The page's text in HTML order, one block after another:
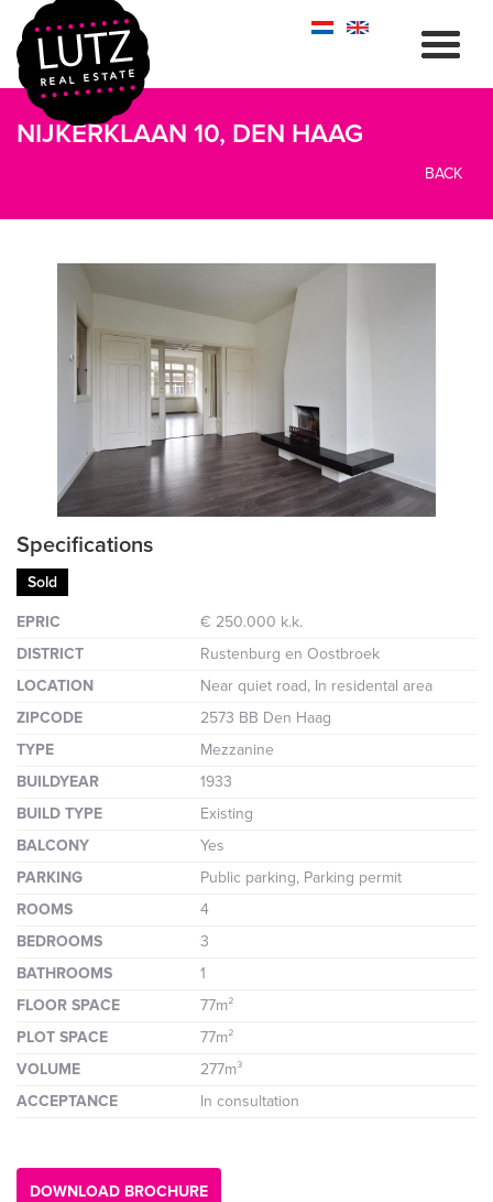
NIJKERKLAAN 10, DEN HAAG
BACK
previous
Specifications
Sold
EPRIC
€ 250.000 k.k.
DISTRICT
Rustenburg en Oostbroek
LOCATION
Near quiet road, In residental area
ZIPCODE
2573 BB Den Haag
TYPE
Mezzanine
BUILDYEAR
1933
BUILD TYPE
Existing
BALCONY
Yes
PARKING
Public parking, Parking permit
ROOMS
4
BEDROOMS
3
BATHROOMS
1
FLOOR SPACE
77m²
PLOT SPACE
77m²
VOLUME
277m³
ACCEPTANCE
In consultation
DOWNLOAD BROCHURE